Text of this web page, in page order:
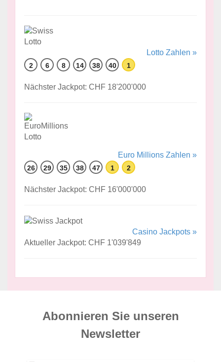
Lotto Zahlen »
2 6 8 14 38 40 1
Nächster Jackpot: CHF 18'200'000
Euro Millions Zahlen »
26 29 35 38 47 1 2
Nächster Jackpot: CHF 16'000'000
Casino Jackpots »
Aktueller Jackpot: CHF 1'039'849
Abonnieren Sie unseren
News­letter